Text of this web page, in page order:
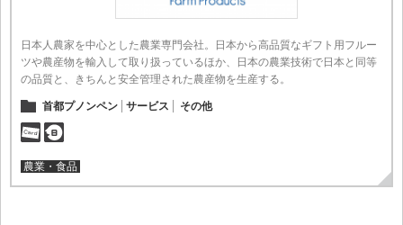
日本人農家を中心とした農業専門会社。日本から高品質なギフト用フルー
ツや農産物を輸入して取り扱っているほか、日本の農業技術で日本と同等
の品質と、きちんと安全管理された農産物を生産する。
首都プノンペン サービス その他
農業・食品